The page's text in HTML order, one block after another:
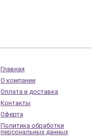
Главная
О компании
Оплата и доставка
Контакты
Оферта
Политика обработки
персональных данных